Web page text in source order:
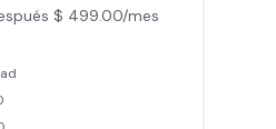
las áreas de peso
$ 499.00/mes